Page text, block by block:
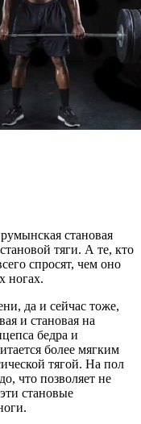
становая
тяги. А те, кто
спросят, чем оно
ногах.
да и сейчас тоже,
и становая на
бедра и
более мягким
тягой. На пол
что позволяет не
становые